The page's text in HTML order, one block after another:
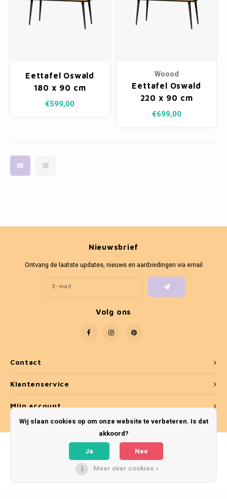
Eettafel Oswald
180 x 90 cm
€599,00
Woood
Eettafel Oswald
220 x 90 cm
€699,00
Contact
Nieuwsbrief
Ontvang de laatste updates, nieuws en aanbiedingen via email
Volg ons
Klantenservice
Mijn account
Wij slaan cookies op om onze website te verbeteren. Is dat
akkoord?
Ja
Nee
Meer over cookies »